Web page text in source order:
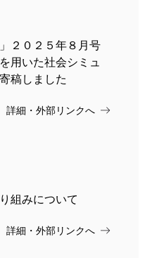
２０２５年８月号
用いた社会シミュ
稿しました
詳細・外部リンクへ
組みについて
詳細・外部リンクへ